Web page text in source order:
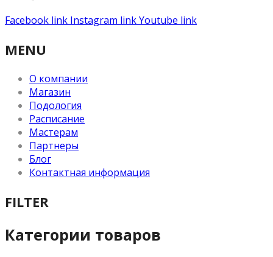
Facebook link Instagram linkYoutube link
MENU
О компании
Магазин
Подология
Расписание
Мастерам
Партнеры
Блог
Контактная информация
FILTER
Категории товаров